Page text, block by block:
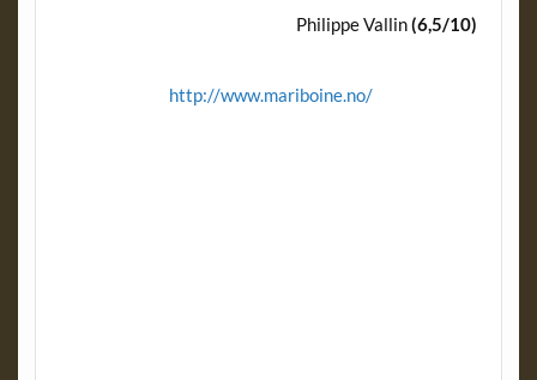
Philippe Vallin(6,5/10)
http://www.mariboine.no/